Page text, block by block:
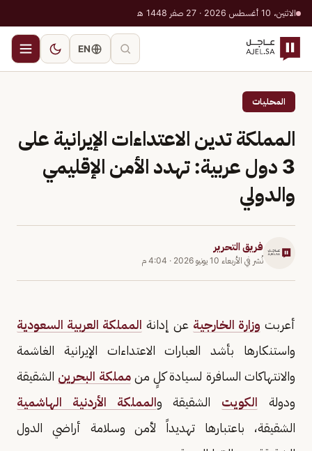
الاثنين، 10 أغسطس 2026 · 27 صفر 1448 هـ
EN
المحليات
المملكة تدين الاعتداءات الإيرانية على
3 دول عربية: تهدد الأمن الإقليمي
والدولي
فريق التحرير
نُشر في الأربعاء 10 يونيو 2026 · 4:04 م
أعربت وزارة الخارجية عن إدانة المملكة العربية السعودية
واستنكارها بأشد العبارات الاعتداءات الإيرانية الغاشمة
والانتهاكات السافرة لسيادة كلٍ منمملكة البحرين الشقيقة
ودولة الكويت الشقيقة والمملكة الأردنية الهاشمية
الشقيقة، باعتبارها تهديداً لأمن وسلامة أراضي الدول